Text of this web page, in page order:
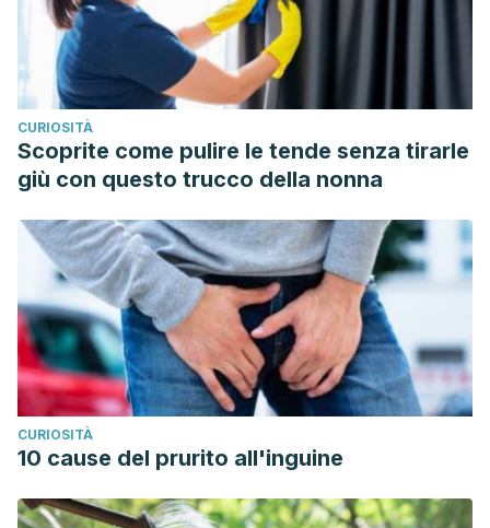
Response to glucocorticoids at 2 weeks predicts the
effectiveness of DMARD induction therapy at 3 months:
post hoc analyses from the tREACH study. Ann Rheum Dis.
2013 Oct;72(10):1659-63.
Mulero Mendoza J. Tratamiento de la artritis reumatoide.
Revista Clínica Española. 2004; 204(5): 273-282.
CURIOSITÀ
Scoprite come pulire le tende senza tirarle
giù con questo trucco della nonna
CURIOSITÀ
10 cause del prurito all'inguine